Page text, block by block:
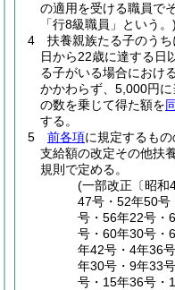
の適用を受ける職員で
「行8級職員」という。)
4
扶養親族たる子のう
日から22歳に達する日
る子がいる場合におけ
かかわらず、5,000円
の数を乗じて得た額を
する。
5
前各項に規定するも
支給額の改定その他扶
規則で定める。
(一部改正〔昭和
47号・52年50号
号・56年22号・
号・60年30号・
年42号・4年36
年30号・9年33
号・15年36号・